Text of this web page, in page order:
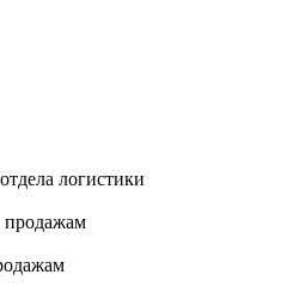
логистики
продажам